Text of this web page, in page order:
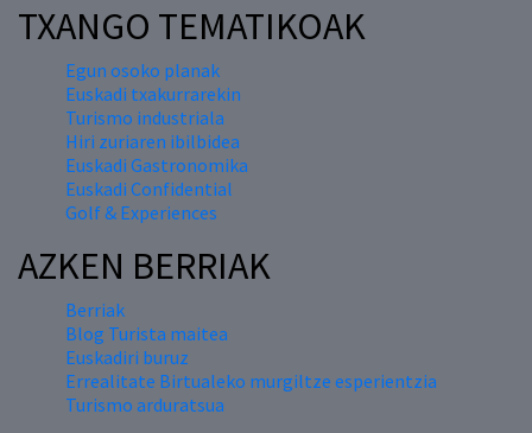
TXANGO TEMATIKOAK
Egun osoko planak
Euskadi txakurrarekin
Turismo industriala
Hiri zuriaren ibilbidea
Euskadi Gastronomika
Euskadi Confidential
Golf & Experiences
AZKEN BERRIAK
Berriak
Blog Turista maitea
Euskadiri buruz
Errealitate Birtualeko murgiltze esperientzia
Turismo arduratsua